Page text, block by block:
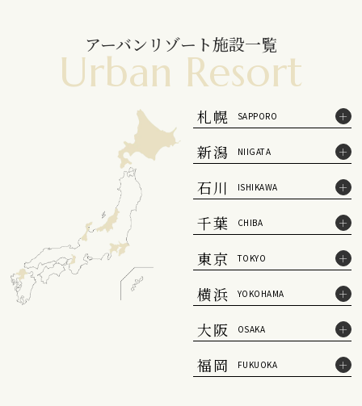
アーバンリゾート施設一覧
Urban Resort
札幌 SAPPORO
新潟 NIIGATA
石川 ISHIKAWA
千葉 CHIBA
東京 TOKYO
横浜 YOKOHAMA
大阪 OSAKA
福岡 FUKUOKA